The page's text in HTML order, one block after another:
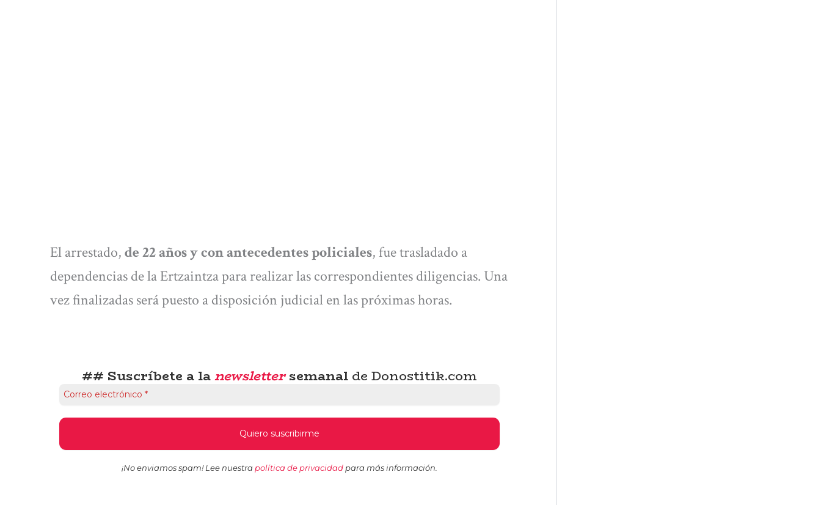
El arrestado,de 22 años y con antecedentes policiales, fue trasladado a
dependencias de la Ertzaintza para realizar las correspondientes diligencias. Una
vez finalizadas será puesto a disposición judicial en las próximas horas.
## Suscríbete a lanewslettersemanal de Donostitik.com
¡No enviamos spam! Lee nuestra política de privacidad para más información.